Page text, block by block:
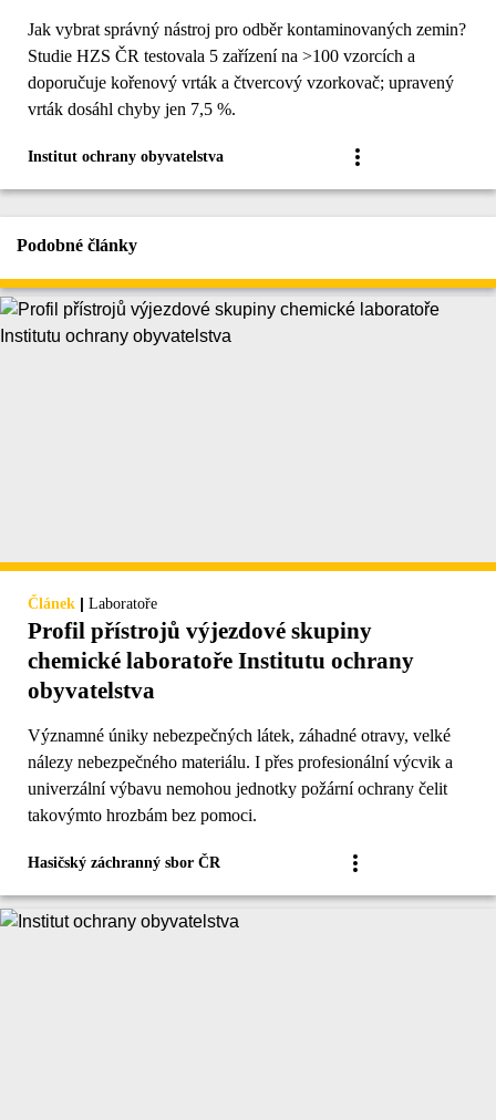
Jak vybrat správný nástroj pro odběr kontaminovaných zemin?
Studie HZS ČR testovala 5 zařízení na >100 vzorcích a
doporučuje kořenový vrták a čtvercový vzorkovač; upravený
vrták dosáhl chyby jen 7,5 %.
Institut ochrany obyvatelstva
Podobné články
Článek | Laboratoře
Profil přístrojů výjezdové skupiny
chemické laboratoře Institutu ochrany
obyvatelstva
Významné úniky nebezpečných látek, záhadné otravy, velké
nálezy nebezpečného materiálu. I přes profesionální výcvik a
univerzální výbavu nemohou jednotky požární ochrany čelit
takovýmto hrozbám bez pomoci.
Hasičský záchranný sbor ČR